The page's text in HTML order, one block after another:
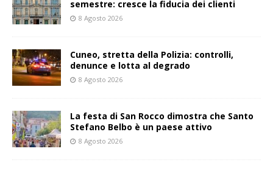
semestre: cresce la fiducia dei clienti
8 Agosto 2026
Cuneo, stretta della Polizia: controlli,
denunce e lotta al degrado
8 Agosto 2026
La festa di San Rocco dimostra che Santo
Stefano Belbo è un paese attivo
8 Agosto 2026